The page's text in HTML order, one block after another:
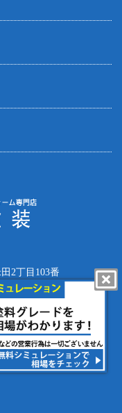
2丁目103番
生桑町270-36
鳴海町根古屋1-16
田野1丁目1709番地
reserved.